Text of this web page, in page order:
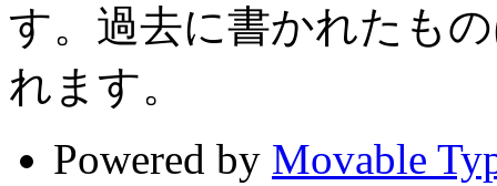
す。過去に書かれたも
れます。
Powered by Movable